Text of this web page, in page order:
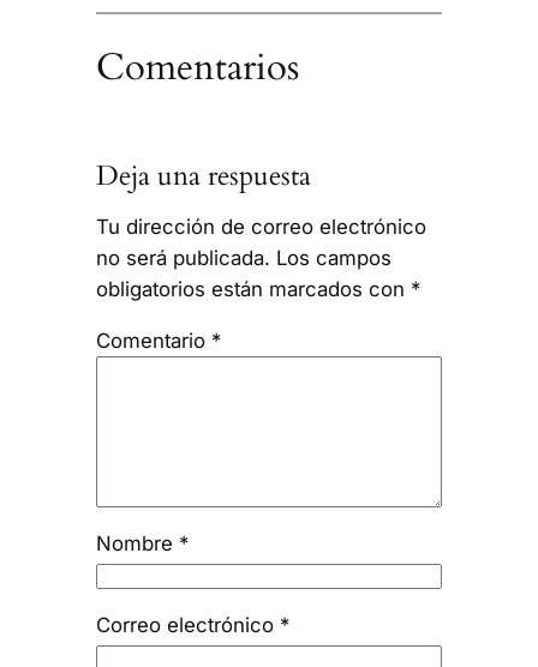
Comentarios
Deja una respuesta
Tu dirección de correo electrónico
no será publicada. Los campos
obligatorios están marcados con *
Comentario *
Nombre *
Correo electrónico *